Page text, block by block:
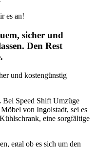
es an!
sicher und
Den Rest
und kostengünstig
Bei Speed Shift Umzüge
von Ingolstadt, sei es
eine sorgfältige
egal ob es sich um den